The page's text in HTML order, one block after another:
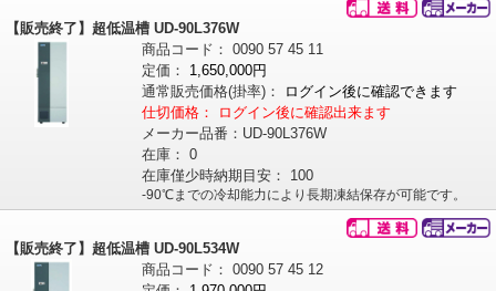
【販売終了】超低温槽 UD-90L376W
商品コード： 0090 57 45 11
定価：
1,650,000円
通常販売価格(掛率)：
ログイン後に確認できます
仕切価格：
ログイン後に確認出来ます
メーカー品番： UD-90L376W
在庫： 0
在庫僅少時納期目安：
100
-90℃までの冷却能力により長期凍結保存が可能です。
【販売終了】超低温槽 UD-90L534W
商品コード： 0090 57 45 12